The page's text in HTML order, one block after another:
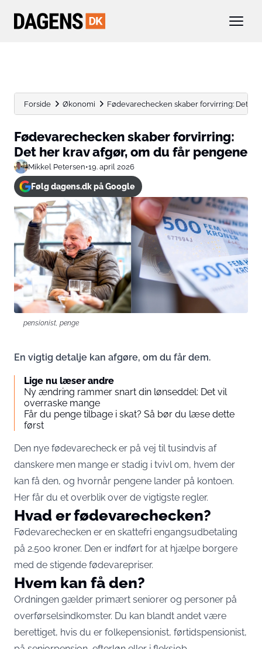
Forside Økonomi Fødevarechecken skaber forvirring: Det her
Fødevarechecken skaber forvirring:
Det her krav afgør, om du får pengene
Mikkel Petersen•19. april 2026
Følg dagens.dk på Google
pensionist, penge
En vigtig detalje kan afgøre, om du får dem.
Lige nu læser andre
Ny ændring rammer snart din lønseddel: Det vil
overraske mange
Får du penge tilbage i skat? Så bør du læse dette
først
Den nye fødevarecheck er på vej til tusindvis af
danskere men mange er stadig i tvivl om, hvem der
kan få den, og hvornår pengene lander på kontoen.
Her får du et overblik over de vigtigste regler.
Hvad er fødevarechecken?
Fødevarechecken er en skattefri engangsudbetaling
på 2.500 kroner. Den er indført for at hjælpe borgere
med de stigende fødevarepriser.
Hvem kan få den?
Ordningen gælder primært seniorer og personer på
overførselsindkomster. Du kan blandt andet være
berettiget, hvis du er folkepensionist, førtidspensionist,